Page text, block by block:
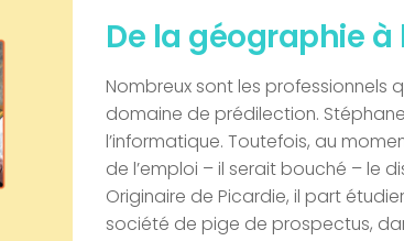
De la géographie
Nombreux sont les professionnels
domaine de prédilection.
l’informatique. Toutefois, au
de l’emploi – il serait bouché – le
Originaire de Picardie, il part
société de pige de prospectus,